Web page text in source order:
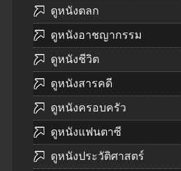
ดูหนังตลก
ดูหนังอาชญากรรม
ดูหนังชีวิต
ดูหนังสารคดี
ดูหนังครอบครัว
ดูหนังแฟนตาซี
ดูหนังประวัติศาสตร์